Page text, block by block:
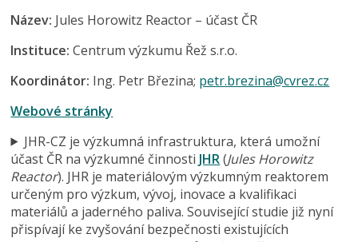
Název: Jules Horowitz Reactor – účast ČR
Instituce: Centrum výzkumu Řež s.r.o.
Koordinátor: Ing. Petr Březina; petr.brezina@cvrez.cz
Webové stránky
JHR-CZ je výzkumná infrastruktura, která umožní
účast ČR na výzkumné činnosti JHR(Jules Horowitz
Reactor). JHR je materiálovým výzkumným reaktorem
určeným pro výzkum, vývoj, inovace a kvalifikaci
materiálů a jaderného paliva. Související studie již nyní
přispívají ke zvyšování bezpečnosti existujících